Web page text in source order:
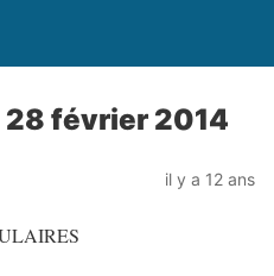
28 février 2014
il y a 12 ans